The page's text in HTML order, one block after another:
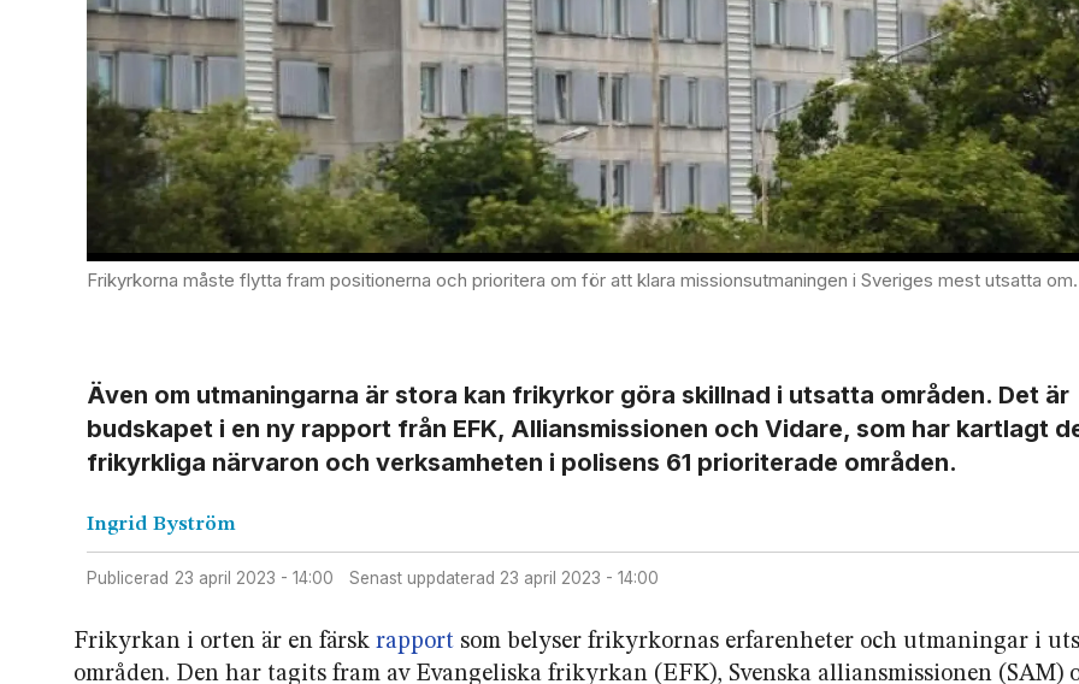
Frikyrkorna måste flytta fram positionerna och prioritera om för att klara missionsutmaningen i Sveriges mest utsatta områden. Det menar författarna till rapporten Frikyrkan i orten. Bilden är tagen i Rosengård, Malmö. Foto: Mikael Good
Även om utmaningarna är stora kan frikyrkor göra skillnad i utsatta områden. Det är
budskapet i en ny rapport från EFK, Alliansmissionen och Vidare, som har kartlagt
frikyrkliga närvaron och verksamheten i polisens 61 prioriterade områden.
Ingrid Byström
Publicerad 23 april 2023 - 14:00 Senast uppdaterad 23 april 2023 - 14:00
Frikyrkan i orten är en färsk rapportsom belyser frikyrkornas erfarenheter och utmaningar i
områden. Den har tagits fram av Evangeliska frikyrkan (EFK), Svenska alliansmissionen (SAM)